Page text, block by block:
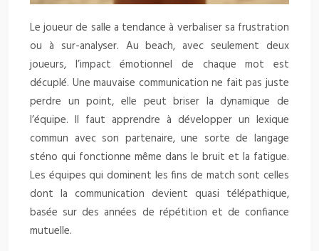
Le joueur de salle a tendance à verbaliser sa frustration
ou à sur-analyser. Au beach, avec seulement deux
joueurs, l’impact émotionnel de chaque mot est
décuplé. Une mauvaise communication ne fait pas juste
perdre un point, elle peut briser la dynamique de
l’équipe. Il faut apprendre à développer un lexique
commun avec son partenaire, une sorte de langage
sténo qui fonctionne même dans le bruit et la fatigue.
Les équipes qui dominent les fins de match sont celles
dont la communication devient quasi télépathique,
basée sur des années de répétition et de confiance
mutuelle.